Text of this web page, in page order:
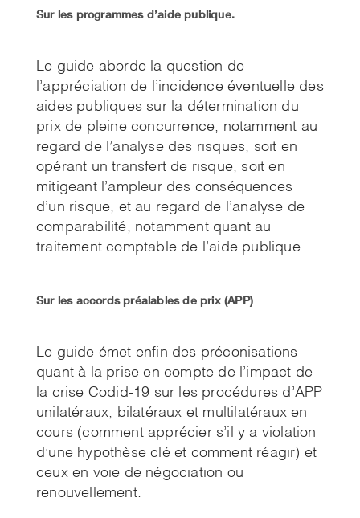
Sur les programmes d’aide publique.
Le guide aborde la question de
l’appréciation de l’incidence éventuelle des
aides publiques sur la détermination du
prix de pleine concurrence, notamment au
regard de l’analyse des risques, soit en
opérant un transfert de risque, soit en
mitigeant l’ampleur des conséquences
d’un risque, et au regard de l’analyse de
comparabilité, notamment quant au
traitement comptable de l’aide publique.
Sur les accords préalables de prix (APP).
Le guide émet enfin des préconisations
quant à la prise en compte de l’impact de
la crise Codid-19 sur les procédures d’APP
unilatéraux, bilatéraux et multilatéraux en
cours (comment apprécier s’il y a violation
d’une hypothèse clé et comment réagir) et
ceux en voie de négociation ou
renouvellement.